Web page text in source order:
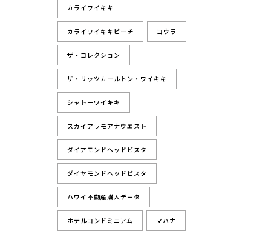
カライワイキキ
カライワイキキビーチ コウラ
ザ・コレクション
ザ・リッツカールトン・ワイキキ
シャトーワイキキ
スカイアラモアナウエスト
ダイアモンドヘッドビスタ
ダイヤモンドヘッドビスタ
ハワイ不動産購入データ
ホテルコンドミニアム マハナ